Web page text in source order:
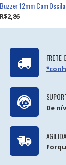
Buzzer 12mm Com
R$2,86
FRETE
De